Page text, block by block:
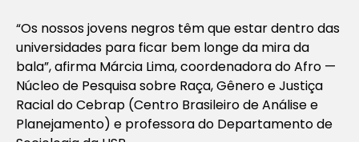
“Os nossos jovens negros têm que estar dentro das
universidades para ficar bem longe da mira da
bala”, afirma Márcia Lima, coordenadora do Afro —
Núcleo de Pesquisa sobre Raça, Gênero e Justiça
Racial do Cebrap (Centro Brasileiro de Análise e
Planejamento) e professora do Departamento de